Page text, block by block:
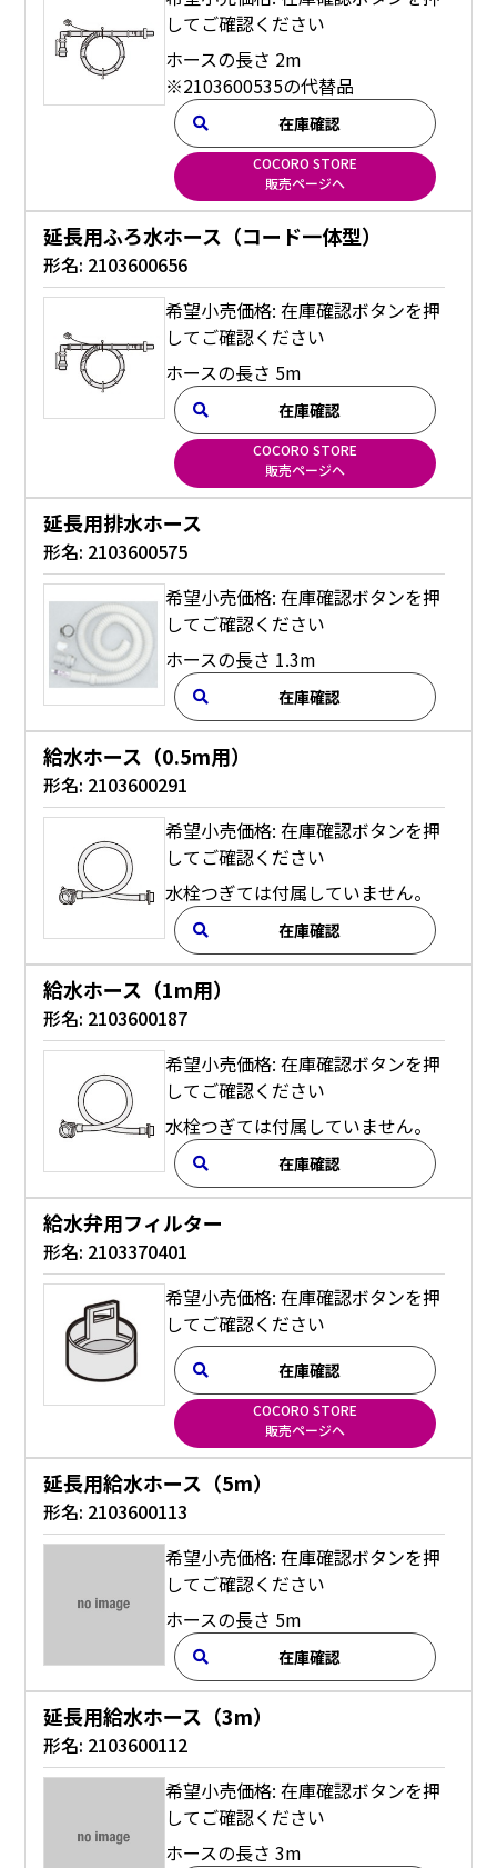
してご確認ください
ホースの長さ 2m
※2103600535の代替品
在庫確認
COCORO STORE
販売ページへ
延長用ふろ水ホース（コード一体型）
形名: 2103600656
希望小売価格: 在庫確認ボタンを押
してご確認ください
ホースの長さ 5m
在庫確認
COCORO STORE
販売ページへ
延長用排水ホース
形名: 2103600575
希望小売価格: 在庫確認ボタンを押
してご確認ください
ホースの長さ 1.3m
在庫確認
給水ホース（0.5m用）
形名: 2103600291
希望小売価格: 在庫確認ボタンを押
してご確認ください
水栓つぎては付属していません。
在庫確認
給水ホース（1m用）
形名: 2103600187
希望小売価格: 在庫確認ボタンを押
してご確認ください
水栓つぎては付属していません。
在庫確認
給水弁用フィルター
形名: 2103370401
希望小売価格: 在庫確認ボタンを押
してご確認ください
在庫確認
COCORO STORE
販売ページへ
延長用給水ホース（5m）
形名: 2103600113
希望小売価格: 在庫確認ボタンを押
してご確認ください
ホースの長さ 5m
在庫確認
延長用給水ホース（3m）
形名: 2103600112
希望小売価格: 在庫確認ボタンを押
してご確認ください
ホースの長さ 3m